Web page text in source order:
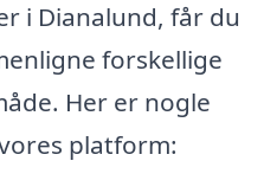
i Dianalund, får du
forskellige
Her er nogle
platform: